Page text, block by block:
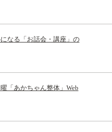
なる「お話会・講座」の
「あかちゃん整体」Web